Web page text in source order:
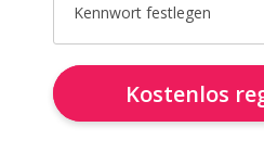
Kennwort festlegen
Kostenlos